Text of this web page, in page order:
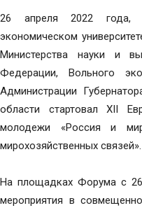
26 апреля 2022 года,
экономическом
Министерства науки и
Федерации, Вольного
Администрации
области стартовал XII
молодежи «Россия и
мирохозяйственных связей».
На площадках Форума с
мероприятия в